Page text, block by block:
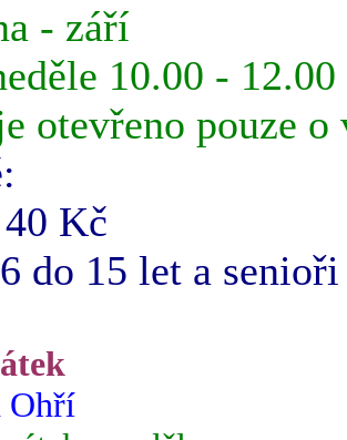
- září
10.00 -
otevřeno pouze o
Kč
do 15 let a
Ohří